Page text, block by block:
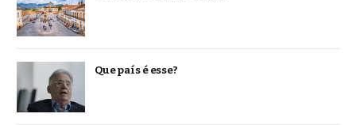
Que país é esse?